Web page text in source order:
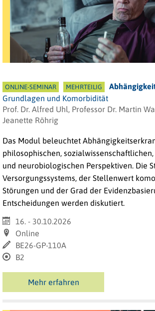
ONLINE-SEMINAR MEHRTEILIG
Grundlagen und Komorbidität
Prof. Dr. Alfred Uhl, Professor Dr. Martin
Jeanette Röhrig
Das Modul beleuchtet
philosophischen,
und neurobiologischen Perspektiven. Die
Versorgungssystems, der Stellenwert
Störungen und der Grad der
Entscheidungen werden diskutiert.
16. - 30.10.2026
Online
BE26-GP-110A
B2
Mehr erfahren